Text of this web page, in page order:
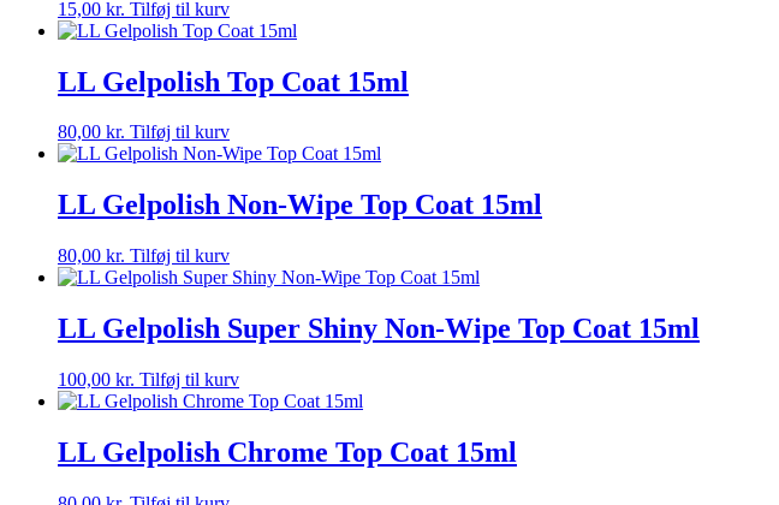
15,00 kr. Tilføj til kurv
LL Gelpolish Top Coat 15ml
80,00 kr. Tilføj til kurv
LL Gelpolish Non-Wipe Top Coat 15ml
80,00 kr. Tilføj til kurv
LL Gelpolish Super Shiny Non-Wipe Top Coat 15ml
100,00 kr. Tilføj til kurv
LL Gelpolish Chrome Top Coat 15ml